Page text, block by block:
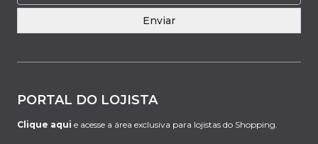
Enviar
PORTAL DO LOJISTA
Clique aqui e acesse a área exclusiva para lojistas do Shopping.